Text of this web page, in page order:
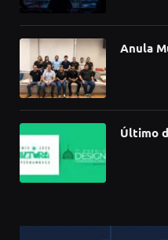
Anula
Último